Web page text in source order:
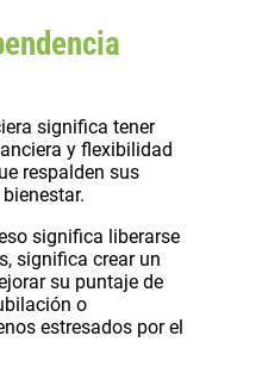
significa tener
y flexibilidad
respalden sus
significa liberarse
significa crear un
su puntaje de
o
estresados por el